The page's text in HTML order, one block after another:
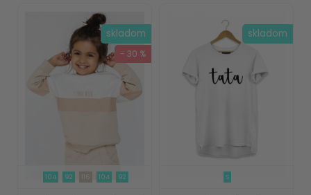
skladom
- 30 %
104 92 116 104 92
skladom
S